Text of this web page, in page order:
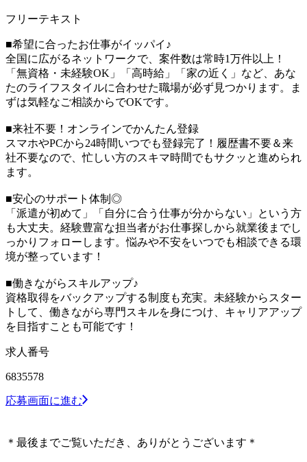
フリーテキスト
■希望に合ったお仕事がイッパイ♪
全国に広がるネットワークで、案件数は常時1万件以上！
「無資格・未経験OK」「高時給」「家の近く」など、あな
たのライフスタイルに合わせた職場が必ず見つかります。ま
ずは気軽なご相談からでOKです。
■来社不要！オンラインでかんたん登録
スマホやPCから24時間いつでも登録完了！履歴書不要＆来
社不要なので、忙しい方のスキマ時間でもサクッと進められ
ます。
■安心のサポート体制◎
「派遣が初めて」「自分に合う仕事が分からない」という方
も大丈夫。経験豊富な担当者がお仕事探しから就業後までし
っかりフォローします。悩みや不安をいつでも相談できる環
境が整っています！
■働きながらスキルアップ♪
資格取得をバックアップする制度も充実。未経験からスター
トして、働きながら専門スキルを身につけ、キャリアアップ
を目指すことも可能です！
求人番号
6835578
応募画面に進む
＊最後までご覧いただき、ありがとうございます＊